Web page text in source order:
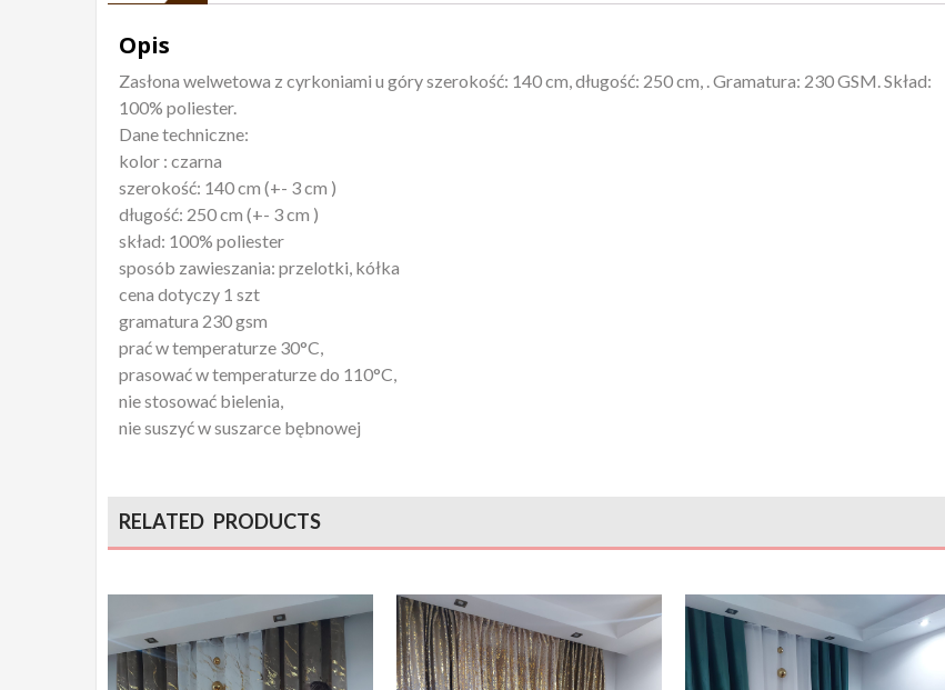
Opis
Zasłona welwetowa z cyrkoniami u góry szerokość: 140 cm, długość: 250 cm, . Gramatura: 230 GSM. Skład:
100% poliester.
Dane techniczne:
kolor : czarna
szerokość: 140 cm (+- 3 cm )
długość: 250 cm (+- 3 cm )
skład: 100% poliester
sposób zawieszania: przelotki, kółka
cena dotyczy 1 szt
gramatura 230 gsm
prać w temperaturze 30°C,
prasować w temperaturze do 110°C,
nie stosować bielenia,
nie suszyć w suszarce bębnowej
RELATED PRODUCTS